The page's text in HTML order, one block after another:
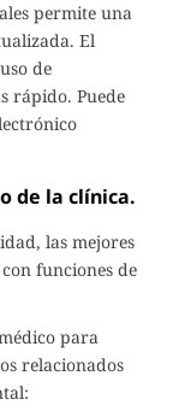
permite una
El
de
rápido. Puede
de la clínica.
las mejores
funciones de
para
relacionados